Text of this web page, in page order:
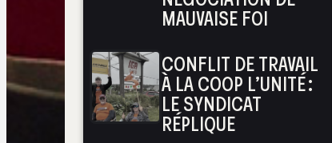
MAUVAISE FOI
CONFLIT DE TRAVAIL
À LA COOP L’UNITÉ :
LE SYNDICAT
RÉPLIQUE